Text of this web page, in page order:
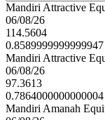
Mandiri Attractive
06/08/26
114.5604
0.8589999999999947
Mandiri Attractive
06/08/26
97.3613
0.7864000000000004
Mandiri Amanah